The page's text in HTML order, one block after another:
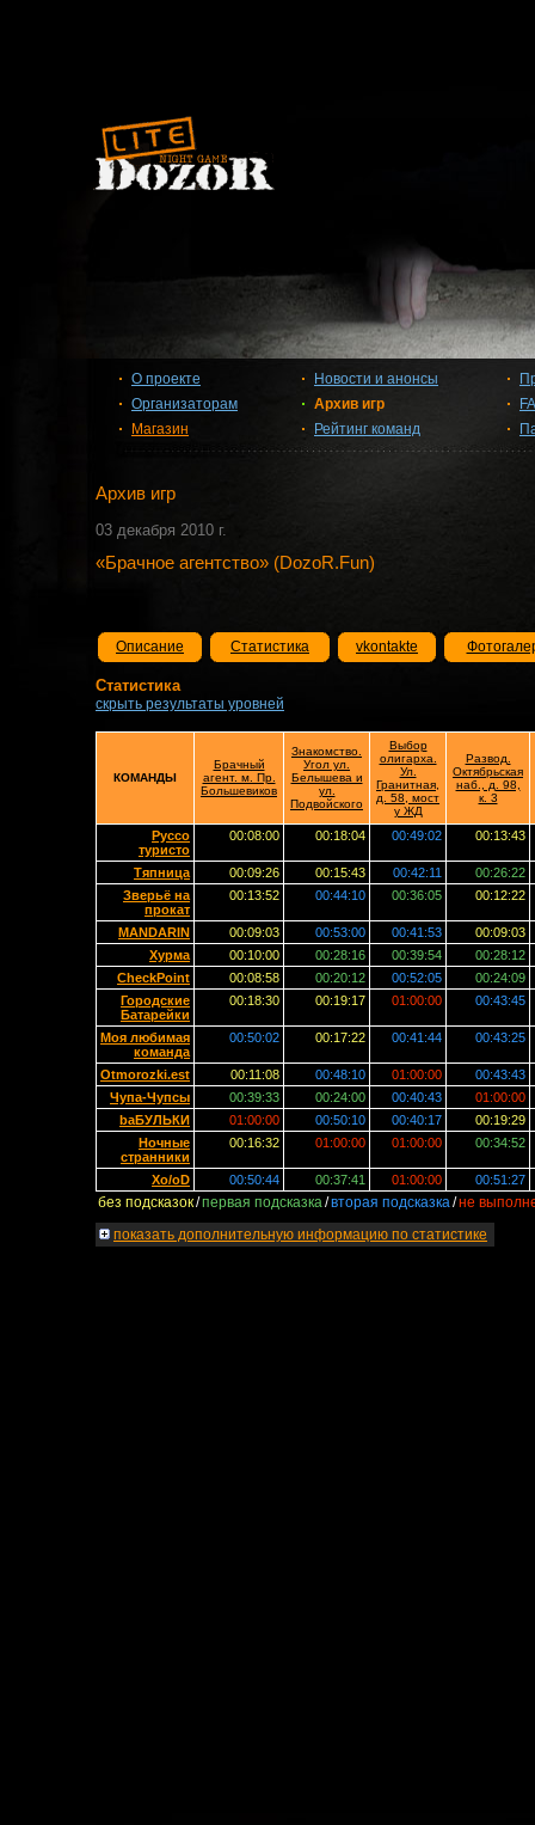
О проекте
Организаторам
Магазин
Новости и анонсы
Архив игр
Рейтинг команд
Архив игр
03 декабря 2010 г.
«Брачное агентство» (DozoR.Fun)
Описание Статистика vkontakte
Статистика
скрыть результаты уровней
КОМАНДЫ
Брачный
агент. м. Пр.
Большевиков
Знакомство.
Угол ул.
Белышева и
ул.
Подвойского
Выбор
олигарха.
Ул.
Гранитная,
д. 58, мост
у ЖД
Развод.
Октябрьская
наб., д. 98,
к. 3
Руссо
туристо
00:08:00 00:18:04 00:49:02 00:13:43
Тяпница 00:09:26 00:15:43 00:42:11
00:26:22
Зверьё на
прокат
00:13:52 00:44:10 00:36:05 00:12:22
MANDARIN 00:09:03 00:53:00 00:41:53
00:09:03
Хурма
00:10:00 00:28:16 00:39:54
00:28:12
CheckPoint
00:08:58 00:20:12 00:52:05
00:24:09
Городские
Батарейки
00:18:30 00:19:17 01:00:00 00:43:45
Моя любимая
команда
00:50:02 00:17:22 00:41:44 00:43:25
Otmorozki.est 00:11:08 00:48:10 01:00:00
00:43:43
Чупа-Чупсы
00:39:33 00:24:00 00:40:43
01:00:00
baБУЛЬКИ
01:00:00 00:50:10 00:40:17
00:19:29
Ночные
странники
00:16:32 01:00:00 01:00:00 00:34:52
Xo/oD 00:50:44 00:37:41 01:00:00 00:51:27
без подсказок/первая подсказка/вторая подсказка/не
показать дополнительную информацию по статистике